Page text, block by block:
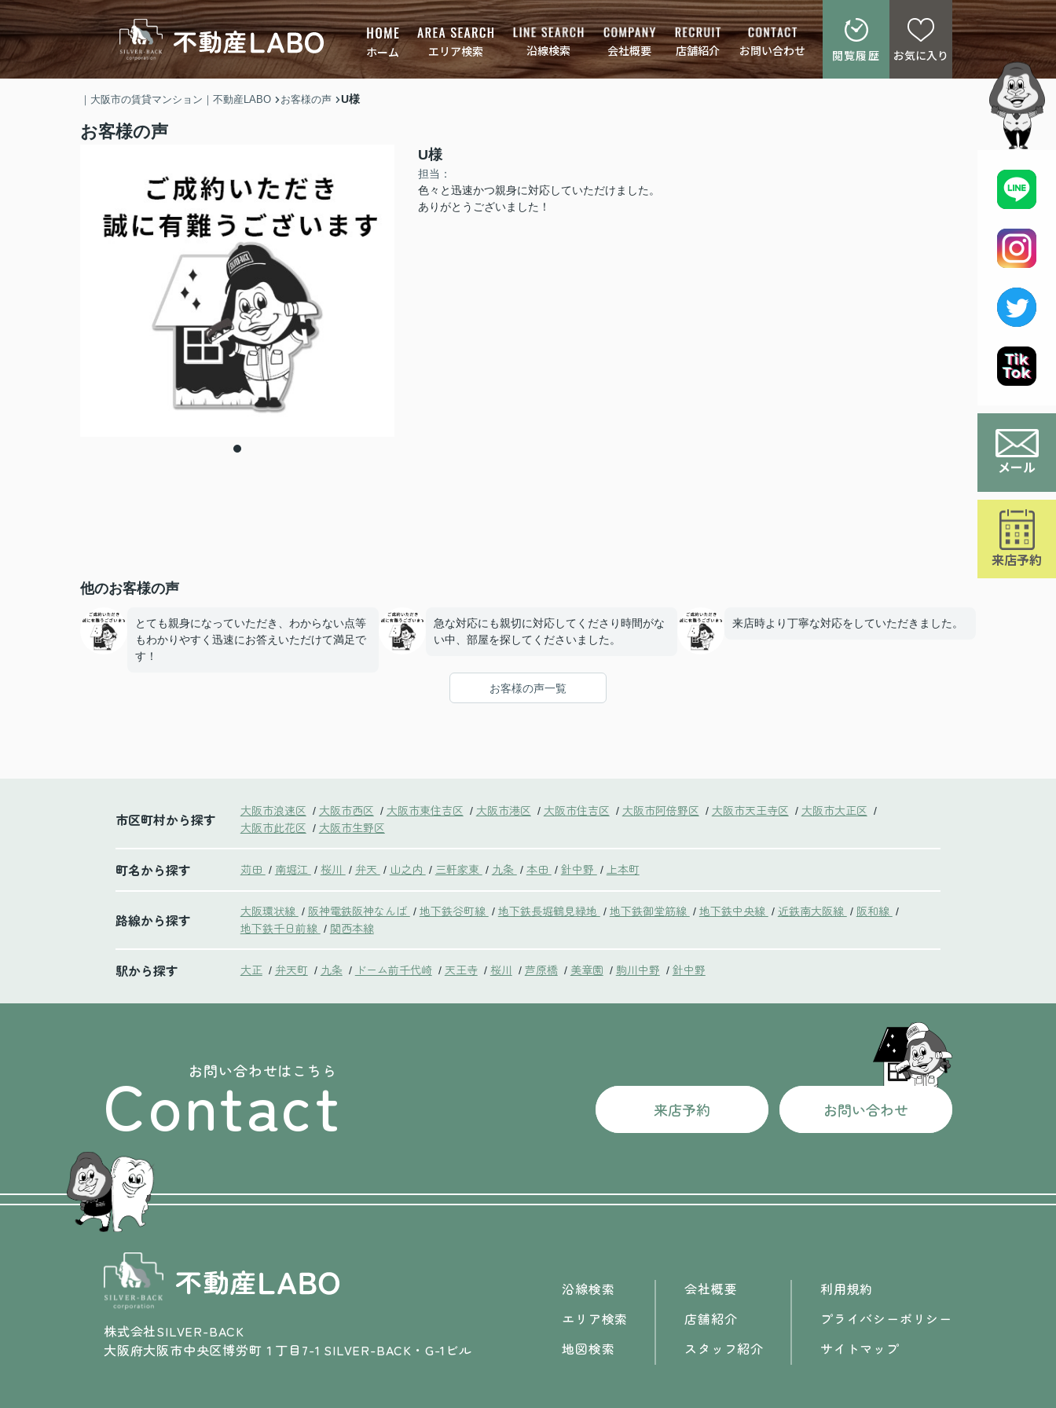
ホーム エリア検索 沿線検索 会社概要 店舗紹介 お問い合わせ 閲覧履歴 お気に入り
メール
来店予約
｜大阪市の賃貸マンション｜不動産LABO お客様の声 U様
お客様の声
U様
担当：
色々と迅速かつ親身に対応していただけました。
ありがとうございました！
他のお客様の声
とても親身になっていただき、わからない点等
もわかりやすく迅速にお答えいただけて満足で
す！
急な対応にも親切に対応してくださり時間がな
い中、部屋を探してくださいました。
来店時より丁寧な対応をしていただきました。
お客様の声一覧
市区町村から探す 大阪市浪速区 / 大阪市西区 / 大阪市東住吉区 / 大阪市港区 / 大阪市住吉区 / 大阪市阿倍野区 / 大阪市天王寺区 / 大阪市大正区 /
大阪市此花区 / 大阪市生野区
町名から探す 苅田 / 南堀江 / 桜川 / 弁天 / 山之内 / 三軒家東 / 九条 / 本田 / 針中野 / 上本町
路線から探す 大阪環状線 / 阪神電鉄阪神なんば / 地下鉄谷町線 / 地下鉄長堀鶴見緑地 / 地下鉄御堂筋線 / 地下鉄中央線 / 近鉄南大阪線 / 阪和線 /
地下鉄千日前線 / 関西本線
駅から探す 大正 / 弁天町 / 九条 / ドーム前千代崎 / 天王寺 / 桜川 / 芦原橋 / 美章園 / 駒川中野 / 針中野
お問い合わせはこちら
Contact 来店予約 お問い合わせ
株式会社SILVER-BACK
大阪府大阪市中央区博労町１丁目7-1 SILVER-BACK・G-1ビル
沿線検索
エリア検索
地図検索
会社概要
店舗紹介
スタッフ紹介
利用規約
プライバシーポリシー
サイトマップ